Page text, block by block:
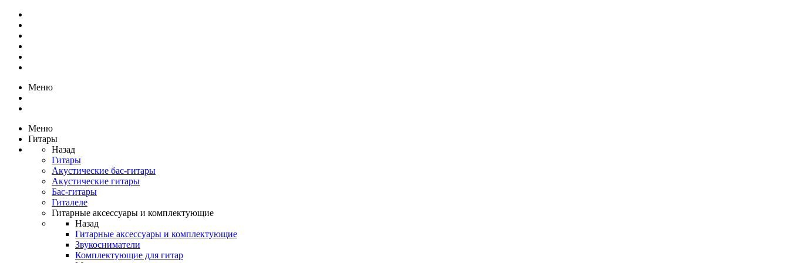
Меню
Меню
Гитары
Назад
Гитары
Акустические бас-гитары
Акустические гитары
Бас-гитары
Гиталеле
Гитарные аксессуары и комплектующие
Назад
Гитарные аксессуары и комплектующие
Звукосниматели
Комплектующие для гитар